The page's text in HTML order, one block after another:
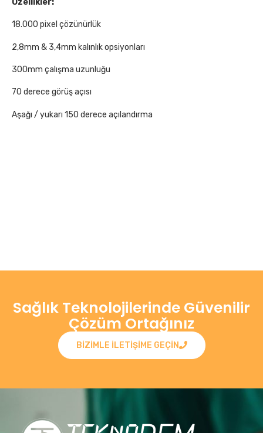
18.000 pixel çözünürlük
2,8mm & 3,4mm kalınlık opsiyonları
300mm çalışma uzunluğu
70 derece görüş açısı
Aşağı / yukarı 150 derece açılandırma
Sağlık Teknolojilerinde Güvenilir
Çözüm Ortağınız
BIZIMLE ILETIŞIME GEÇIN